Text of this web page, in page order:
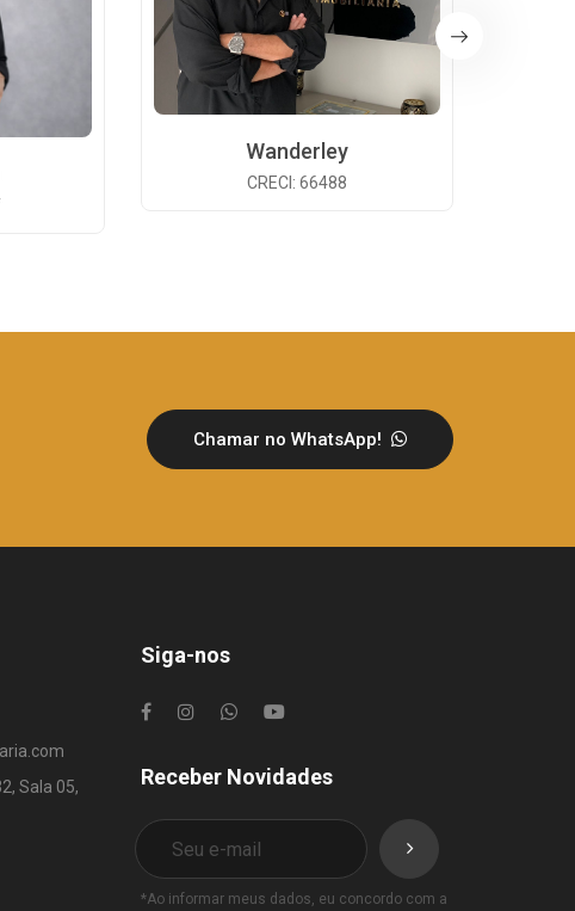
Wanderley
CRECI: 66488
Chamar no WhatsApp!
Sala 05,
Siga-nos
Receber Novidades
*Ao informar meus dados, eu concordo com a